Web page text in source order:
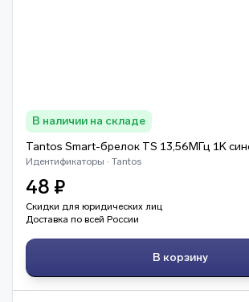
В наличии на складе
Tantos Smart-брелок TS 13,56МГц 1K
Идентификаторы · Tantos
48 ₽
Скидки для юридических лиц
Доставка по всей России
В корзину